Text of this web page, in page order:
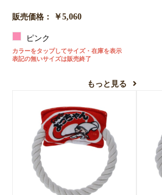
販売価格： ￥5,060
ピンク
カラーをタップしてサイズ・在庫を表示
表記の無いサイズは販売終了
もっと見る